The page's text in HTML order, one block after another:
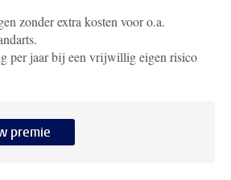
zonder extra kosten voor o.a.
per jaar bij een vrijwillig eigen risico
premie